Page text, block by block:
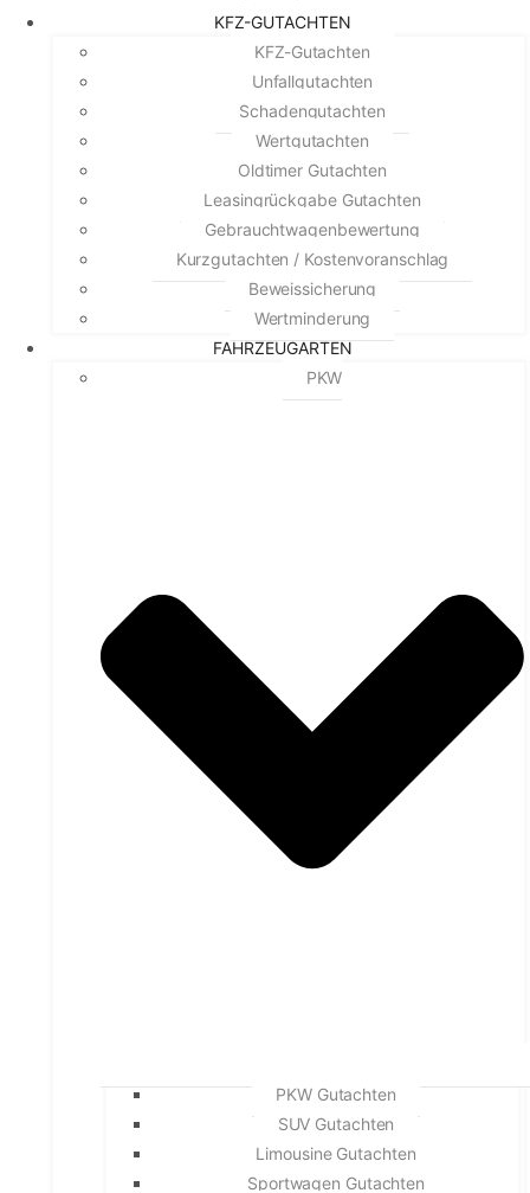
KFZ-GUTACHTEN
KFZ-Gutachten
Unfallgutachten
Schadengutachten
Wertgutachten
Oldtimer Gutachten
Leasingrückgabe Gutachten
Gebrauchtwagenbewertung
Kurzgutachten / Kostenvoranschlag
Beweissicherung
Wertminderung
FAHRZEUGARTEN
PKW
PKW Gutachten
SUV Gutachten
Limousine Gutachten
Sportwagen Gutachten